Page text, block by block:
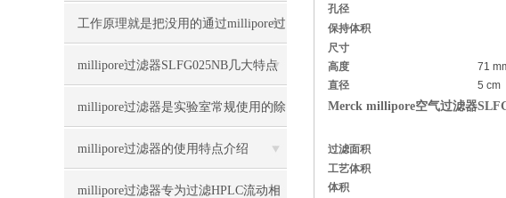
常见误区里“中招”
工作原理就是把没用的通过millipore过
滤器去掉
millipore过滤器SLFG025NB几大特点
millipore过滤器是实验室常规使用的除
菌过滤工具
millipore过滤器的使用特点介绍
millipore过滤器专为过滤HPLC流动相
孔径
保持体积
尺寸
高度
直径
71
5 cm
Merck millipore空气过滤器
过滤面积
工艺体积
体积